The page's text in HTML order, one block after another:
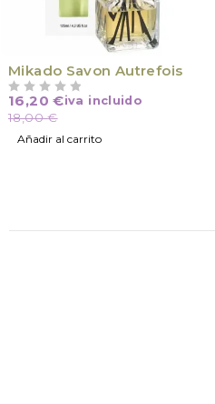
Mikado Savon Autrefois
18,00€
16,20€iva incluido
Añadir al carrito